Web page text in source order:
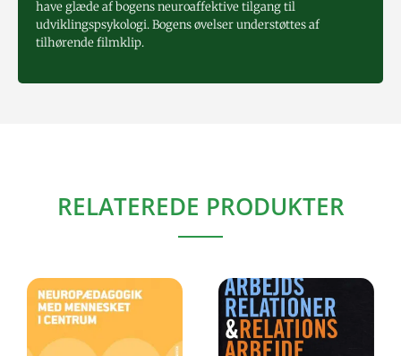
have glæde af bogens neuroaffektive tilgang til
udviklingspsykologi. Bogens øvelser understøttes af
tilhørende filmklip.
RELATEREDE PRODUKTER